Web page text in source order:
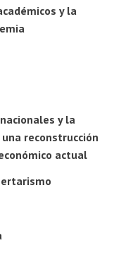
y la
y la
reconstrucción
actual